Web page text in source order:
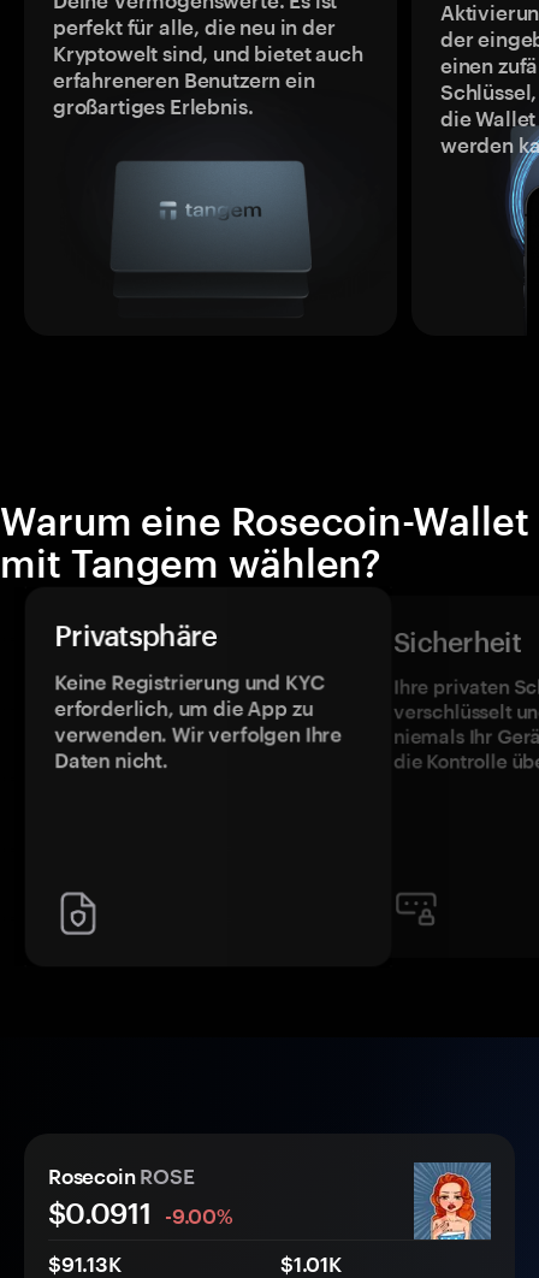
perfekt für alle, die neu in der
Kryptowelt sind, und bietet auch
erfahreneren Benutzern ein
großartiges Erlebnis.
der
einen
die
werden
Warum eine Rosecoin-Wallet
mit Tangem wählen?
Privatsphäre
Keine Registrierung und KYC
erforderlich, um die App zu
verwenden. Wir verfolgen Ihre
Daten nicht.
Sicherheit
Ihre privaten
verschlüsselt
niemals Ihr
die Kontrolle
Rosecoin ROSE
$0.0911
-9.00%
$91.13K
$1.01K